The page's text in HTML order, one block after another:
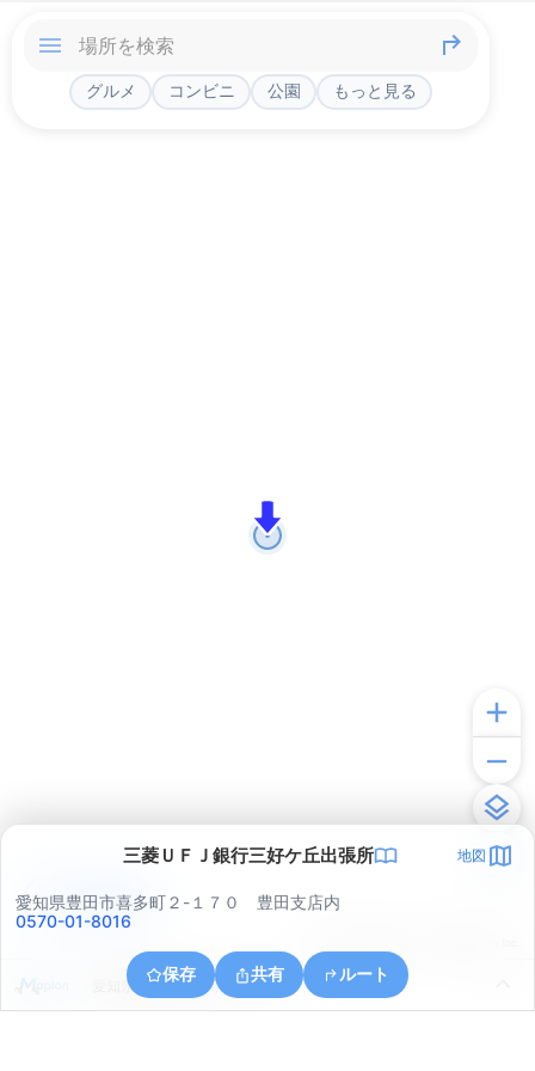
グルメ コンビニ 公園 もっと見る
三菱ＵＦＪ銀行三好ケ丘出張所 地図
愛知県豊田市喜多町２-１７０ 豊田支店内
0570-01-8016
保存 共有 ルート
愛知県豊田市広川町１丁目
アプリで見る